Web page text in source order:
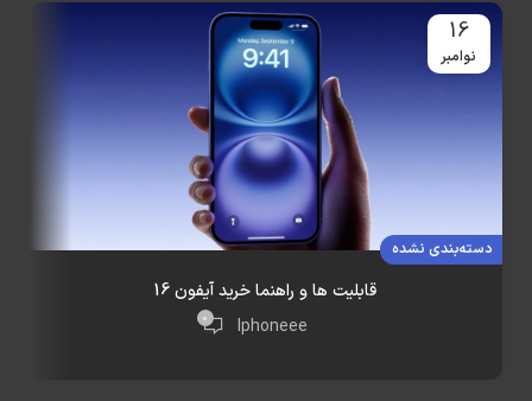
16
نوامبر
دسته‌بندی نشده
قابلیت ها و راهنما خرید آیفون 16
Iphoneee
0